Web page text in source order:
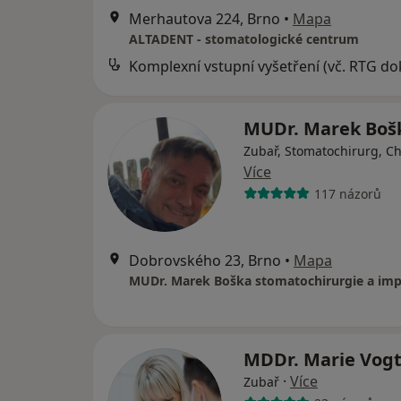
Merhautova 224, Brno • Mapa
ALTADENT - stomatologické centrum
MUDr. Marek
Zubař, Stomatochirurg,
Více
117 názorů
Dobrovského 23, Brno • Mapa
MDDr. Marie
Zubař · Více